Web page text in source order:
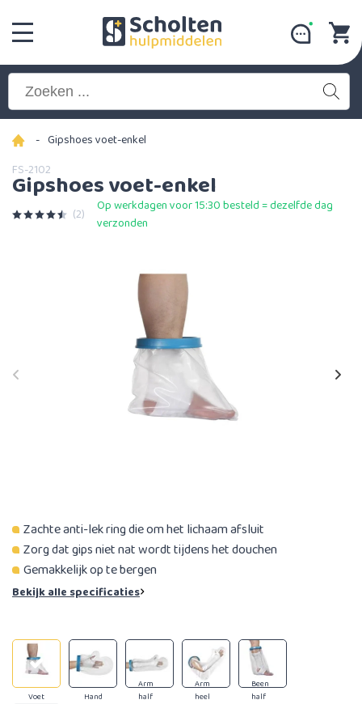
- Gipshoes voet-enkel
FS-2102
Gipshoes voet-enkel
(2)
Op werkdagen voor 15:30 besteld = dezelfde dag
verzonden
Zachte anti-lek ring die om het lichaam afsluit
Zorg dat gips niet nat wordt tijdens het douchen
Gemakkelijk op te bergen
Bekijk alle specificaties
Hand
Arm
half
Arm
heel
Voet
Been
half